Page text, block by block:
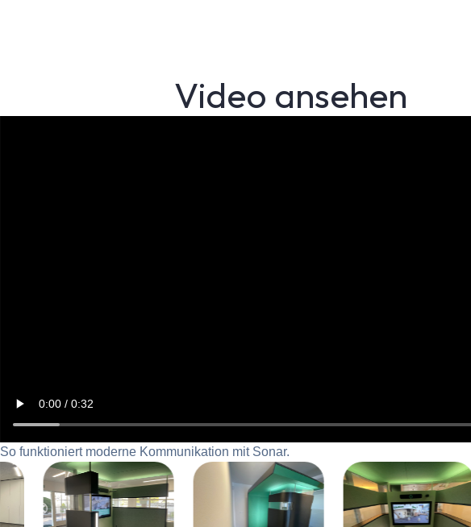
Video ansehen
So funktioniert moderne Kommunikation mit Sonar.